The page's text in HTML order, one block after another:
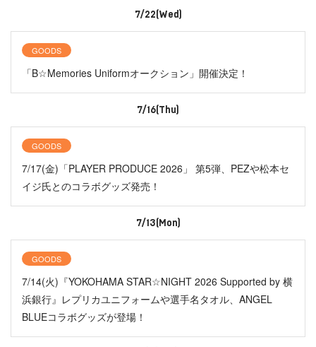
7/22(Wed)
GOODS
「B☆Memories Uniformオークション」開催決定！
7/16(Thu)
GOODS
7/17(金)「PLAYER PRODUCE 2026」 第5弾、PEZや松本セ
イジ氏とのコラボグッズ発売！
7/13(Mon)
GOODS
7/14(火)『YOKOHAMA STAR☆NIGHT 2026 Supported by 横
浜銀行』レプリカユニフォームや選手名タオル、ANGEL
BLUEコラボグッズが登場！